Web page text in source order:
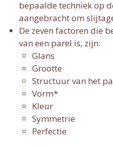
bepaalde techniek op
aangebracht om
De zeven factoren die
van een parel is, zijn:
Glans
Grootte
Structuur van het
Vorm*
Kleur
Symmetrie
Perfectie